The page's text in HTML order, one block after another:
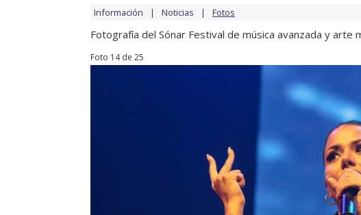
Información Noticias Fotos
Fotografía del Sónar Festival de música avanzada y arte
Foto 14 de 25